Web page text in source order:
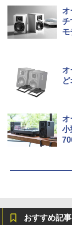
オ
チ
モ
オ
オ
小
おすすめ記事